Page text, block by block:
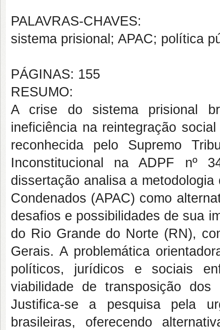
PALAVRAS-CHAVES:
sistema prisional; APAC; política
PÁGINAS: 155
RESUMO:
A crise do sistema prisional
ineficiência na reintegração
reconhecida pelo Supremo
Inconstitucional na ADPF nº
dissertação analisa a
Condenados (APAC) como
desafios e possibilidades de sua
do Rio Grande do Norte (RN),
Gerais. A problemática
políticos, jurídicos e sociais
viabilidade de transposição
Justifica-se a pesquisa pela
brasileiras, oferecendo